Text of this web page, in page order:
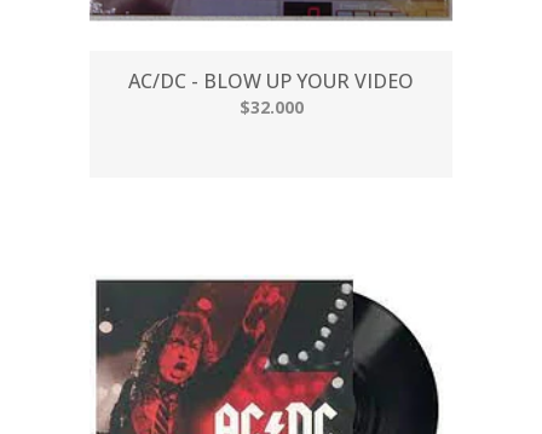
AC/DC - BLOW UP YOUR VIDEO
$32.000